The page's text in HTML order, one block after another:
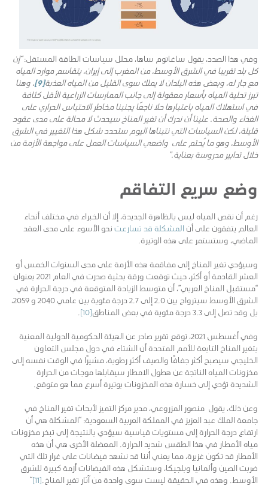
وفي هذا الصدد، يقول ساغاتوم ساها، محلل سياسات الطاقة المستقل:“إن
كل بلد تقريبا في الشرق الأوسط، من المغرب إلى إيران، يتقاسم موارد المياه
مع جار له، وبعض هذه البلدان لا يملك سوى القليل من المياه العذبة[9]
، وهنا
تبرز تحلية المياه بأسعار معقولة إلى جانب الممارسات الزراعية الأقل كثافة
في استهلاك المياه باعتبارها حلا ناجعًا يجنبنا مخاطر الاحتباس الحراري على
الغذاء والصحة. علينا أن ندرك أن تغير المناخ سيحدث لا محالة على مدى عقود
قليلة، لكن السياسات التي نتبناها اليوم ستحدد شكل هذا التغيير في الشرق
الأوسط، وهو ما يُحتم على واضعي السياسات العمل على مواجهة الأزمة من
خلال تدابير مدروسة بعناية.”
وضع سريع التفاقم
رغم أن نقص المياه ليس بالظاهرة الجديدة، إلا أن الخبراء في مختلف أنحاء
العالم يتفقون على أن المشكلة قد تسارعت نحو الأسوء على مدى العقد
الماضي، وستستمر على هذه الوتيرة.
وسيؤدي تغير المناخ إلى مفاقمة هذه الأزمة على مدى السنوات الخمس أو
العشر القادمة أو أكثر، حيث توقعت ورقة بحثية صدرت في العام 2021 بعنوان
“مستقبل المناخ العربي”، أن متوسط الزيادة المتوقعة في درجة الحرارة في
الشرق الأوسط سيترواح بين 2.0 إلى 2.7 درجة مئوية بين عامي 2040 و 2059،
بل وقد تصل إلى 3.3 درجة مئوية في بعض المناطق
[10]
وفي أغسطس 2021، توقع تقرير صادر عن الهيئة الحكومية الدولية المعنية
بتغير المناخ التابعة للأمم المتحدة أن الشتاء في دول مجلس التعاون
الخليجي سيصبح أكثر جفافًا والصيف أكثر رطوبة، مشيرًا في الوقت نفسه إلى
مخزونات المياه الناتجة عن هطول الامطار سيقابلها موجات من الحرارة
الشديدة تؤدي إلى خسارة هذه المخزونات بوتيرة أسرع مما هو متوقع.
وعن ذلك، يقول منصور المزروعي، مدير مركز التميز لأبحاث تغير المناخ في
جامعة الملك عبد العزيز في المملكة العربية السعودية: “المشكلة هي أن
ارتفاع درجة الحرارة إلى مستويات قياسية سيؤدي بالنتيجة إلى تبخر مخزونات
مياه الأمطار في هذا الطقس شديد الحرارة. المعضلة الأخرى هي أن هذه
الأمطار قد تكون غزيرة، مما يعني أننا قد نشهد فيضانات على غرار تلك التي
ضربت الصين وألمانيا وبلجيكا، وستشكل هذه الفيضانات أزمة كبيرة للشرق
الأوسط. وهذه في الحقيقة ليست سوى واحدة من آثار تغير المناخ. [11]
“